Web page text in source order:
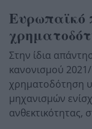
Ευρωπαϊκό
Στην ίδια
κανονισμού
χρηματοδότηση
μηχανισμών
ανθεκτικότητας,